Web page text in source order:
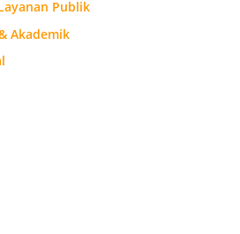
Publik
Akademik